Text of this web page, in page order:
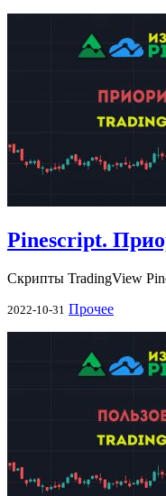
Pinescript.
Скрипты TradingView
2022-10-31 Прочее